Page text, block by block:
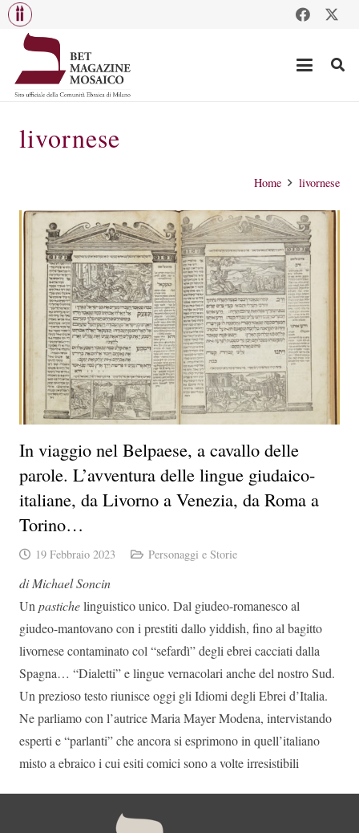
livornese
Home livornese
In viaggio nel Belpaese, a cavallo delle
parole. L’avventura delle lingue giudaico-
italiane, da Livorno a Venezia, da Roma a
Torino…
19 Febbraio 2023 Personaggi e Storie
di Michael Soncin
Un pastichelinguistico unico. Dal giudeo-romanesco al
giudeo-mantovano con i prestiti dallo yiddish, fino al bagitto
livornese contaminato col “sefardì” degli ebrei cacciati dalla
Spagna… “Dialetti” e lingue vernacolari anche del nostro Sud.
Un prezioso testo riunisce oggi gli Idiomi degli Ebrei d’Italia.
Ne parliamo con l’autrice Maria Mayer Modena, intervistando
esperti e “parlanti” che ancora si esprimono in quell’italiano
misto a ebraico i cui esiti comici sono a volte irresistibili